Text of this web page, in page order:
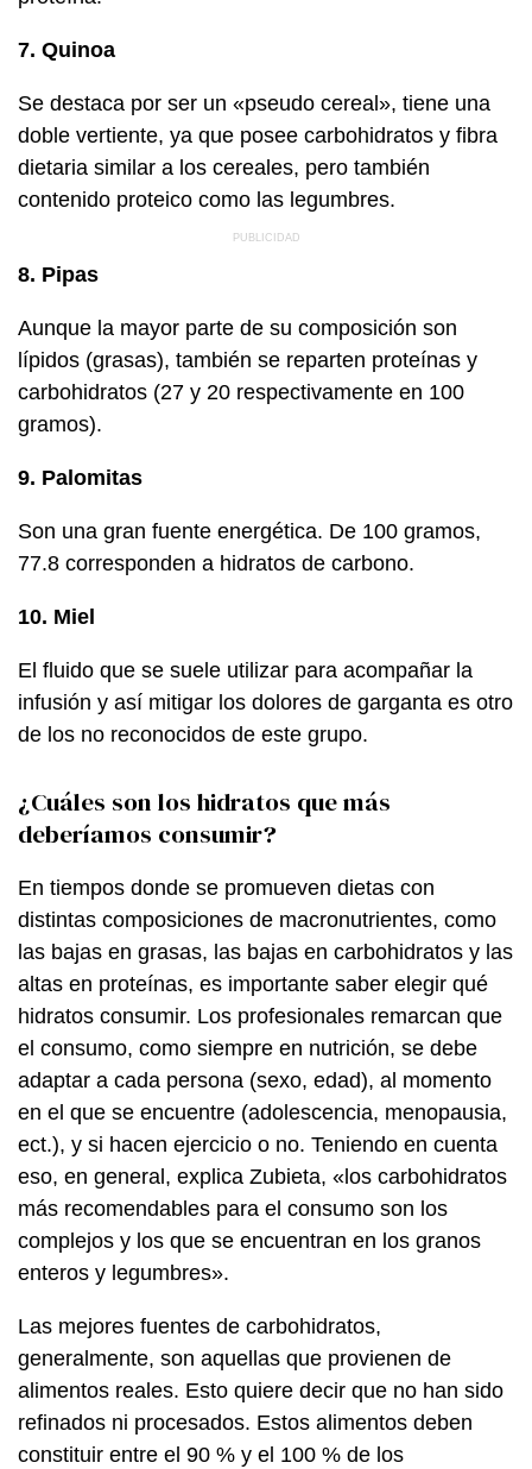
7. Quinoa
Se destaca por ser un «pseudo cereal», tiene una
doble vertiente, ya que posee carbohidratos y fibra
dietaria similar a los cereales, pero también
contenido proteico como las legumbres.
8. Pipas
Aunque la mayor parte de su composición son
lípidos (grasas), también se reparten proteínas y
carbohidratos (27 y 20 respectivamente en 100
gramos).
9. Palomitas
Son una gran fuente energética. De 100 gramos,
77.8 corresponden a hidratos de carbono.
10. Miel
El fluido que se suele utilizar para acompañar la
infusión y así mitigar los dolores de garganta es otro
de los no reconocidos de este grupo.
¿Cuáles son los hidratos que más
deberíamos consumir?
En tiempos donde se promueven dietas con
distintas composiciones de macronutrientes, como
las bajas en grasas, las bajas en carbohidratos y las
altas en proteínas, es importante saber elegir qué
hidratos consumir. Los profesionales remarcan que
el consumo, como siempre en nutrición, se debe
adaptar a cada persona (sexo, edad), al momento
en el que se encuentre (adolescencia, menopausia,
ect.), y si hacen ejercicio o no. Teniendo en cuenta
eso, en general, explica Zubieta, «los carbohidratos
más recomendables para el consumo son los
complejos y los que se encuentran en los granos
enteros y legumbres».
Las mejores fuentes de carbohidratos,
generalmente, son aquellas que provienen de
alimentos reales. Esto quiere decir que no han sido
refinados ni procesados. Estos alimentos deben
constituir entre el 90 % y el 100 % de los